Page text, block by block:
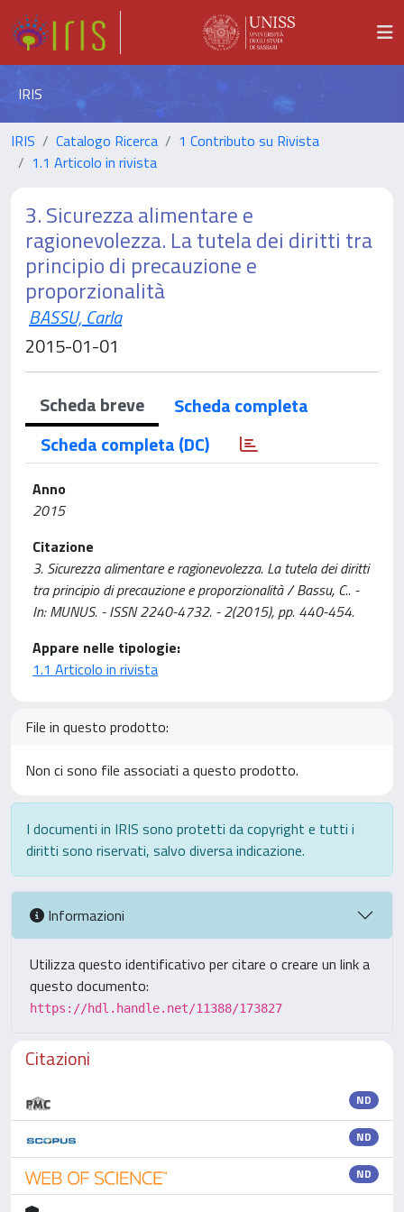
IRIS
IRIS Catalogo Ricerca
1 Contributo su Rivista
1.1 Articolo in rivista
3. Sicurezza alimentare e
ragionevolezza. La tutela dei diritti tra
principio di precauzione e
proporzionalità
BASSU, Carla
2015-01-01
Scheda breve
Scheda completa
Scheda completa (DC)
Anno
2015
Citazione
3. Sicurezza alimentare e ragionevolezza. La tutela dei diritti
tra principio di precauzione e proporzionalità / Bassu, C.. -
In: MUNUS. - ISSN 2240-4732. - 2(2015), pp. 440-454.
Appare nelle tipologie:
1.1 Articolo in rivista
File in questo prodotto:
Non ci sono file associati a questo prodotto.
I documenti in IRIS sono protetti da copyright e tutti i
diritti sono riservati, salvo diversa indicazione.
Informazioni
Utilizza questo identificativo per citare o creare un link a
questo documento:
https://hdl.handle.net/11388/173827
Citazioni
ND
ND
ND